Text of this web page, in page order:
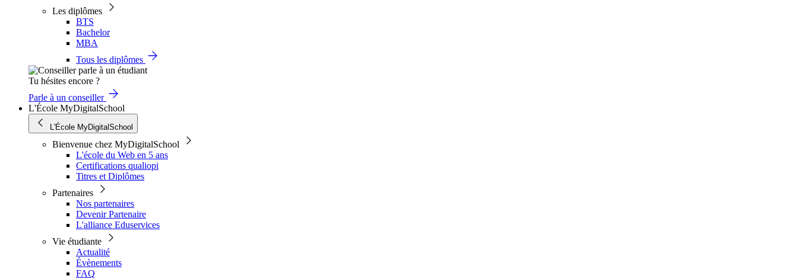
Les diplômes
BTS
Bachelor
MBA
Tous les diplômes
Tu hésites encore ?
Parle à un conseiller
L'École MyDigitalSchool
L'École MyDigitalSchool
Bienvenue chez MyDigitalSchool
L'école du Web en 5 ans
Certifications qualiopi
Titres et Diplômes
Partenaires
Nos partenaires
Devenir Partenaire
L'alliance Eduservices
Vie étudiante
Actualité
Évènements
FAQ